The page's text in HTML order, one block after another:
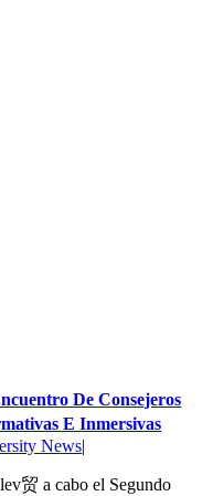
De Consejeros
E Inmersivas
News|
贸 a cabo el Segundo